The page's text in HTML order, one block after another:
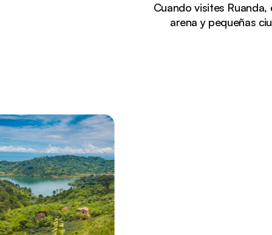
Cuando visites
arena y pequeñas